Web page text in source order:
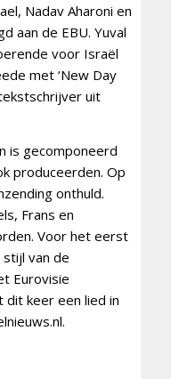
Nadav Aharoni en
aan de EBU. Yuval
voor Israël
met ‘New Day
uit
is gecomponeerd
produceerden. Op
onthuld.
Frans en
Voor het eerst
van de
Eurovisie
dit keer een lied in